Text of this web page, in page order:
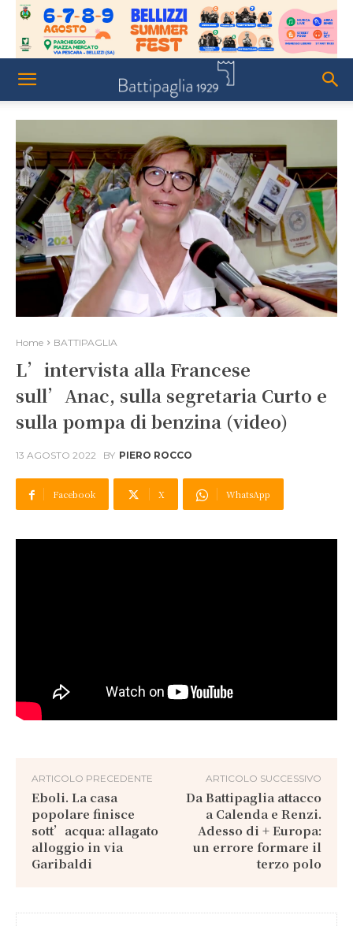
Home BATTIPAGLIA
L’intervista alla Francese
sull’Anac, sulla segretaria Curto e
sulla pompa di benzina (video)
13 AGOSTO 2022 BY PIERO ROCCO
Facebook X WhatsApp
ARTICOLO PRECEDENTE
Eboli. La casa
popolare finisce
sott’acqua: allagato
alloggio in via
Garibaldi
ARTICOLO SUCCESSIVO
Da Battipaglia attacco
a Calenda e Renzi.
Adesso di + Europa:
un errore formare il
terzo polo